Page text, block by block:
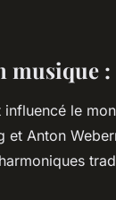
musique
influencé le
et Anton